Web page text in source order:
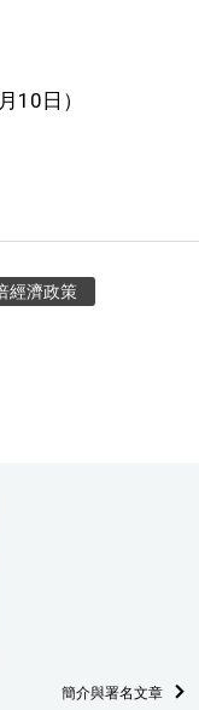
10日）
經濟政策
簡介與署名文章